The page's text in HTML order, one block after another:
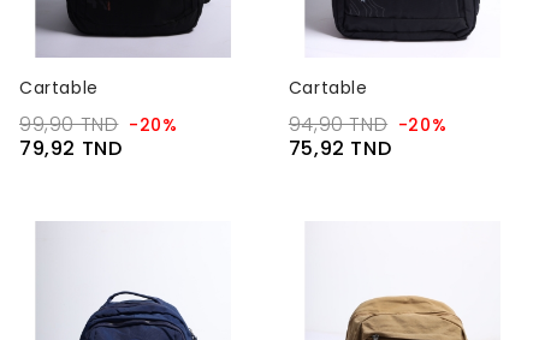
Cartable
99,90 TND -20%
79,92 TND
Cartable
94,90 TND -20%
75,92 TND